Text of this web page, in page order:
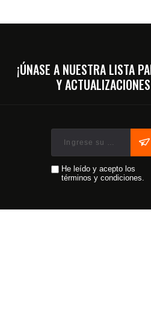
¡ÚNASE A NUESTRA LISTA
Y
He leído y acepto los
términos y condiciones.